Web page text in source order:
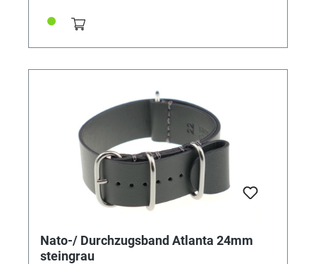
Nato-/ Durchzugsband Atlanta 24mm
steingrau